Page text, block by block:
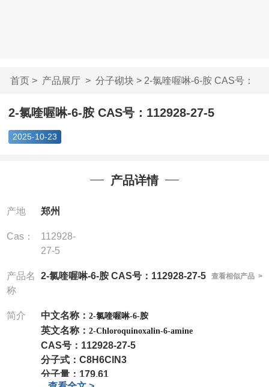
首页> 产品展厅> 分子砌块> 2-氯喹喔啉-6-胺 CAS号：
112...
2-氯喹喔啉-6-胺 CAS号：112928-27-5
2025-10-23
产品详情
产地 郑州
Cas：
112928-
27-5
产品名
称
2-氯喹喔啉-6-胺 CAS号：112928-27-5 查看相似产品 >
简介 中文名称： 2-氯喹喔啉-6-胺
英文名称： 2-Chloroquinoxalin-6-amine
CAS号： 112928-27-5
分子式： C8H6ClN3
分子量： 179.61